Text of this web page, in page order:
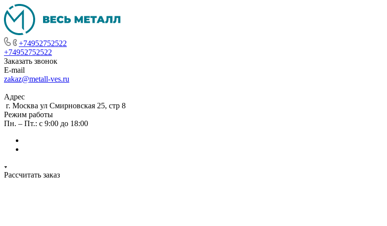
+74952752522
+74952752522
Заказать звонок
E-mail
zakaz@metall-ves.ru
Адрес
г. Москва ул Смирновская 25, стр 8
Режим работы
Пн. – Пт.: с 9:00 до 18:00
Рассчитать заказ